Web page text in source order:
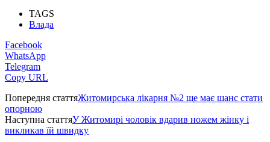
TAGS
Влада
Facebook
WhatsApp
Telegram
Copy URL
Попередня статтяЖитомирська лікарня №2 ще має шанс стати
опорною
Наступна статтяУ Житомирі чоловік вдарив ножем жінку і
викликав їй швидку